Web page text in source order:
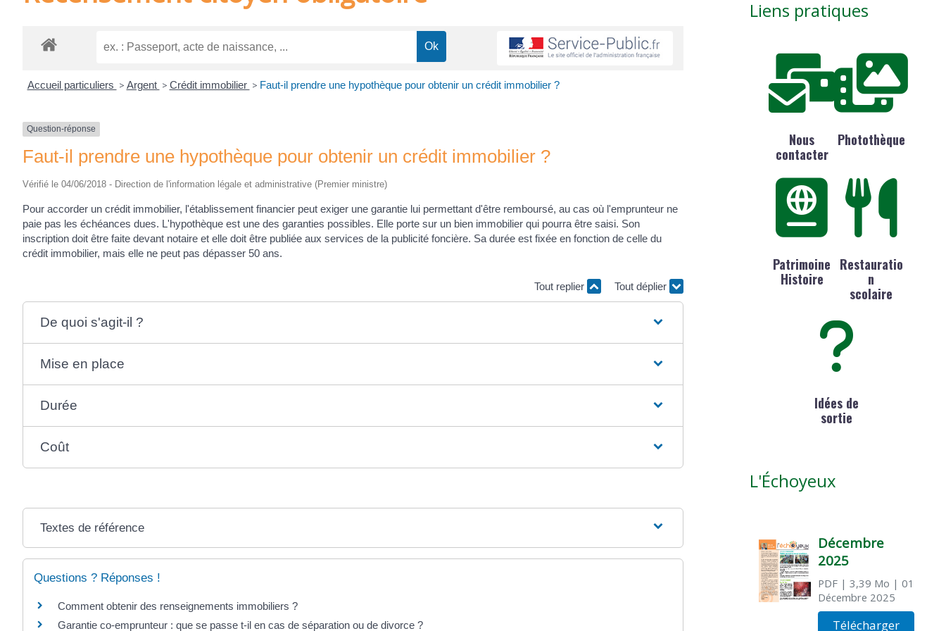
Accueil particuliers > Argent > Crédit immobilier > Faut-il prendre une hypothèque pour obtenir un crédit immobilier ?
Question-réponse
Faut-il prendre une hypothèque pour obtenir un crédit immobilier ?
Vérifié le 04/06/2018 - Direction de l'information légale et administrative (Premier ministre)
Pour accorder un crédit immobilier, l'établissement financier peut exiger une garantie lui permettant d'être remboursé, au cas où l'emprunteur ne
paie pas les échéances dues. L'hypothèque est une des garanties possibles. Elle porte sur un bien immobilier qui pourra être saisi. Son
inscription doit être faite devant notaire et elle doit être publiée aux services de la publicité foncière. Sa durée est fixée en fonction de celle du
crédit immobilier, mais elle ne peut pas dépasser 50 ans.
Tout replier Tout déplier
De quoi s'agit-il ?
Mise en place
Durée
Coût
Textes de référence
Questions ? Réponses !
Comment obtenir des renseignements immobiliers ?
Garantie co-emprunteur : que se passe t-il en cas de séparation ou de divorce ?
Liens pratiques
Nous
contacter
Photothèque
Patrimoine
Histoire
Restauratio
n
scolaire
Idées de
sortie
L'Échoyeux
Décembre
2025
PDF| 3,39 Mo | 01
Décembre 2025
Télécharger